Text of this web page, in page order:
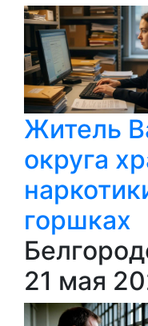
Житель
округа
горшках
21 мая